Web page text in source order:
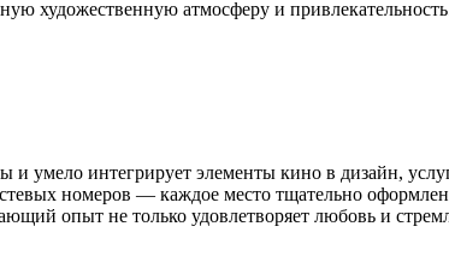
художественную атмосферу и
умело интегрирует элементы кино в дизайн,
номеров — каждое место тщательно
опыт не только удовлетворяет любовь и